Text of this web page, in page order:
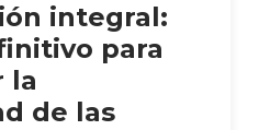
integral:
para
la
de las